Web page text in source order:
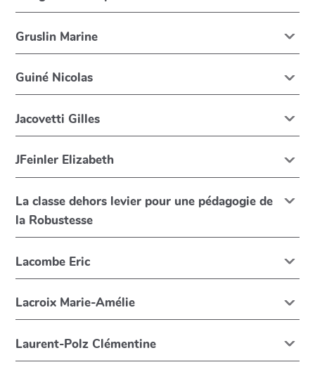
Gruslin Marine
Guiné Nicolas
Jacovetti Gilles
JFeinler Elizabeth
La classe dehors levier pour une pédagogie de
la Robustesse
Lacombe Eric
Lacroix Marie-Amélie
Laurent-Polz Clémentine